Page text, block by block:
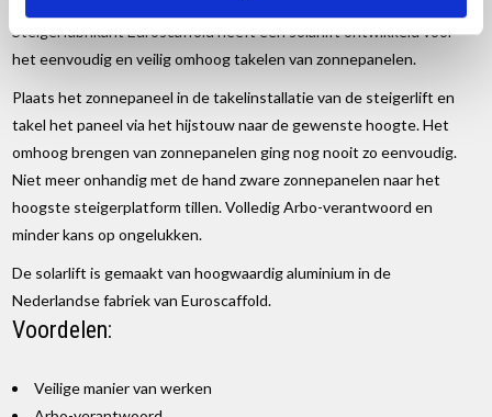
Steigerfabrikant Euroscaffold heeft een solarlift ontwikkeld voor
het eenvoudig en veilig omhoog takelen van zonnepanelen.
Plaats het zonnepaneel in de takelinstallatie van de steigerlift en
takel het paneel via het hijstouw naar de gewenste hoogte. Het
omhoog brengen van zonnepanelen ging nog nooit zo eenvoudig.
Niet meer onhandig met de hand zware zonnepanelen naar het
hoogste steigerplatform tillen. Volledig Arbo-verantwoord en
minder kans op ongelukken.
De solarlift is gemaakt van hoogwaardig aluminium in de
Nederlandse fabriek van Euroscaffold.
Voordelen:
Veilige manier van werken